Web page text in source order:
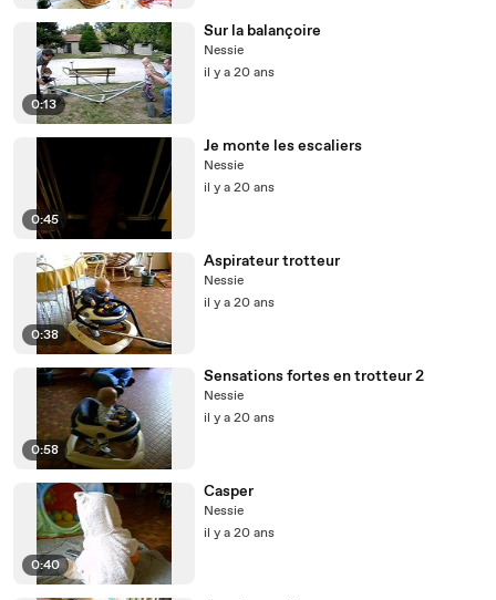
0:13
Sur la balançoire
Nessie
il y a 20 ans
0:45
Je monte les escaliers
Nessie
il y a 20 ans
0:38
Aspirateur trotteur
Nessie
il y a 20 ans
0:58
Sensations fortes en trotteur 2
Nessie
il y a 20 ans
0:40
Casper
Nessie
il y a 20 ans